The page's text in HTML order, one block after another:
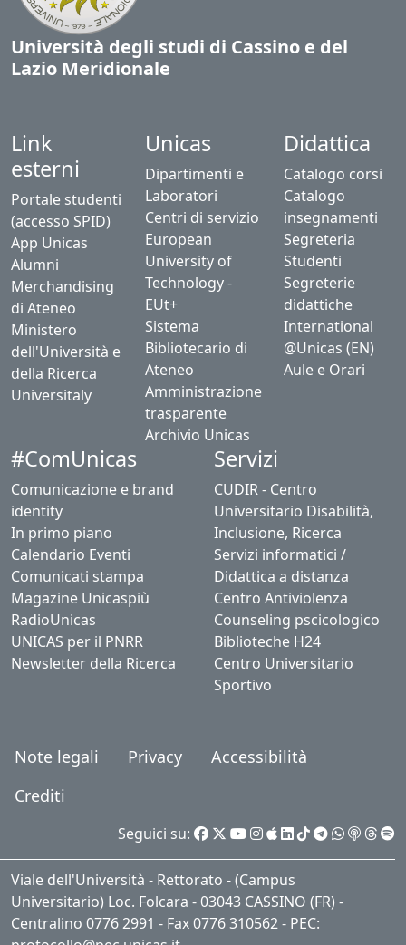
Università degli studi di Cassino e del
Lazio Meridionale
Link
esterni
Portale studenti
(accesso SPID)
App Unicas
Alumni
Merchandising
di Ateneo
Ministero
dell'Università e
della Ricerca
Universitaly
Unicas
Dipartimenti e
Laboratori
Centri di servizio
European
University of
Technology -
EUt+
Sistema
Bibliotecario di
Ateneo
Amministrazione
trasparente
Archivio Unicas
Didattica
Catalogo corsi
Catalogo
insegnamenti
Segreteria
Studenti
Segreterie
didattiche
International
@Unicas (EN)
Aule e Orari
#ComUnicas
Comunicazione e brand
identity
In primo piano
Calendario Eventi
Comunicati stampa
Magazine Unicaspiù
RadioUnicas
UNICAS per il PNRR
Newsletter della Ricerca
Servizi
CUDIR - Centro
Universitario Disabilità,
Inclusione, Ricerca
Servizi informatici /
Didattica a distanza
Centro Antiviolenza
Counseling pscicologico
Biblioteche H24
Centro Universitario
Sportivo
Note legali Privacy
Accessibilità
Crediti
Seguici su:
Viale dell'Università - Rettorato - (Campus
Universitario) Loc. Folcara - 03043 CASSINO (FR) -
Centralino 0776 2991 - Fax 0776 310562 - PEC: